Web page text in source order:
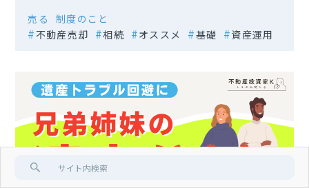
売る
制度のこと
不動産売却
相続 オススメ 基礎 資産運用